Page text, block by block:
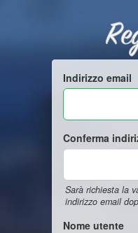
Indirizzo email
Conferma
Sarà richiesta la
indirizzo email
Nome utente